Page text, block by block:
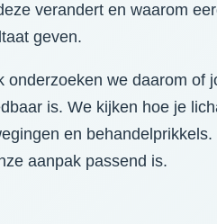
verandert en waarom
geven.
onderzoeken we daarom of
is. We kijken hoe je
en
aanpak passend is.